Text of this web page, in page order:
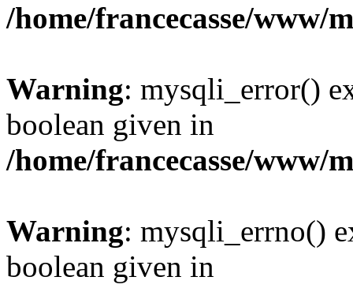
/home/francecasse/www/
Warning: mysqli_error()
boolean given in
/home/francecasse/www/
Warning: mysqli_errno()
boolean given in